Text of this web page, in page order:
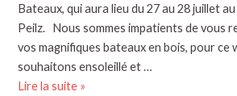
Bateaux, qui aura lieu du 27 au 28 juillet
Peilz. Nous sommes impatients de vous
vos magnifiques bateaux en bois, pour ce
souhaitons ensoleillé et …
Lire la suite »